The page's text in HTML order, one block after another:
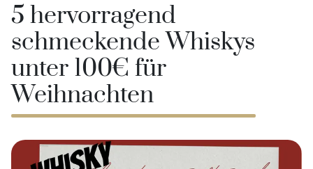
5 hervorragend
schmeckende Whiskys
unter 100€ für
Weihnachten